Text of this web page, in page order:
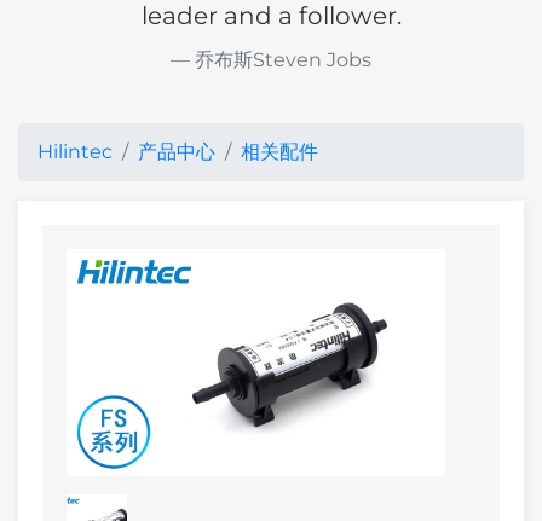
leader and a follower.
乔布斯Steven Jobs
Hilintec 产品中心 相关配件